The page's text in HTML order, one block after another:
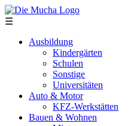
Direkt zum Inhalt
☰
Ausbildung
Kindergärten
Schulen
Sonstige
Universitäten
Auto & Motor
KFZ-Werkstätten
Bauen & Wohnen